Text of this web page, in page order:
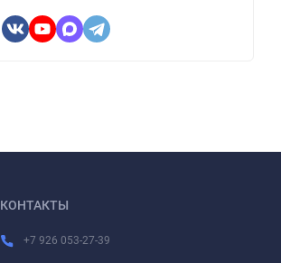
КОНТАКТЫ
+7 926 053-27-39